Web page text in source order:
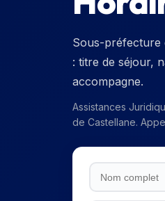
Sous-préfecture
: titre de séjour,
accompagne.
Assistances
de Castellane.